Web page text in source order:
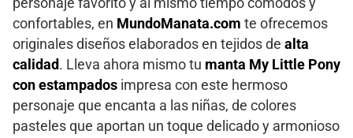
personaje favorito y al mismo tiempo cómodos y
confortables, en MundoManata.com te ofrecemos
originales diseños elaborados en tejidos de alta
calidad . Lleva ahora mismo tu manta My Little Pony
con estampados impresa con este hermoso
personaje que encanta a las niñas, de colores
pasteles que aportan un toque delicado y armonioso